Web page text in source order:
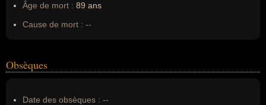
Âge de mort : 89 ans
Cause de mort : --
Obsèques
Date des obsèques : --